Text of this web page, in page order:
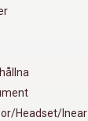
Headset/Inear